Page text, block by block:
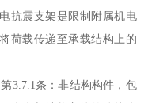
抗震支架是限制附属机电
荷载传递至承载结构上的
3.7.1条：非结构构件，包